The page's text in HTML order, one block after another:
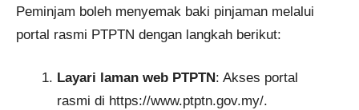
Peminjam boleh menyemak baki pinjaman melalui
portal rasmi PTPTN dengan langkah berikut:
Layari laman web PTPTN : Akses portal
rasmi di https://www.ptptn.gov.my/.